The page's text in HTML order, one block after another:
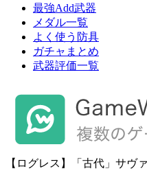
最強Add武器
メダル一覧
よく使う防具
ガチャまとめ
武器評価一覧
【ログレス】「古代」サヴ